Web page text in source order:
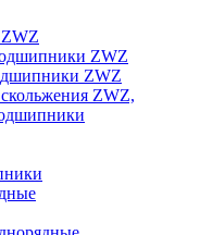
ZWZ
ZWZ
ZWZ,